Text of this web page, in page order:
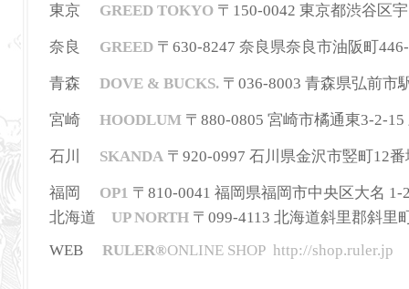
東京 GREED TOKYO 〒150-0042 東京都渋谷区
奈良 GREED 〒630-8247 奈良県奈良市油阪町
青森 DOVE & BUCKS. 〒036-8003 青森県弘前市
宮崎 HOODLUM 〒880-0805 宮崎市橘通東3-2-
石川 SKANDA 〒920-0997 石川県金沢市竪町12
福岡 OP1 〒810-0041 福岡県福岡市中央区大名
北海道 UP NORTH 〒099-4113 北海道斜里郡斜里
WEB RULER®ONLINE SHOP http://shop.ruler.jp